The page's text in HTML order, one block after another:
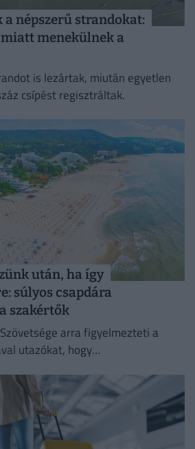
népszerű strandokat:
menekülnek a
is lezártak, miután egyetlen
csípést regisztráltak.
után, ha így
súlyos csapdára
szakértők
arra figyelmezteti a
utazókat, hogy
gyakorlattól